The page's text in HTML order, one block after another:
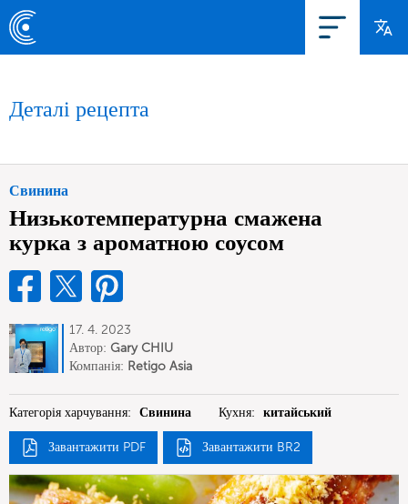
Деталі рецепта
Свинина
Низькотемпературна смажена
курка з ароматною соусом
17. 4. 2023
Автор: Gary CHIU
Компанія: Retigo Asia
Категорія харчування: Свинина Кухня: китайський
Завантажити PDF Завантажити BR2